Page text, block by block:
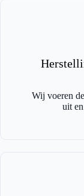
Wij voeren
uit